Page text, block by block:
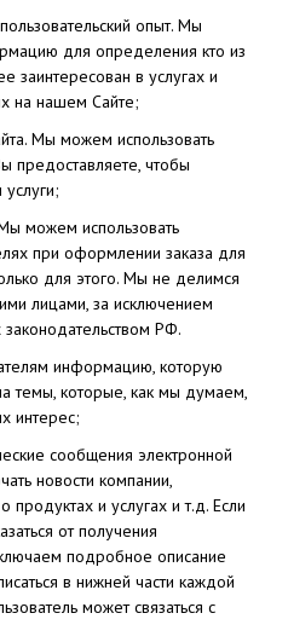
опыт. Мы
для определения кто из
заинтересован в услугах и
на нашем Сайте;
Мы можем использовать
предоставляете, чтобы
можем использовать
при оформлении заказа для
для этого. Мы не делимся
лицами, за исключением
РФ.
информацию, которую
темы, которые, как мы думаем,
интерес;
сообщения электронной
новости компании,
и услугах и т.д. Если
от получения
подробное описание
в нижней части каждой
может связаться с